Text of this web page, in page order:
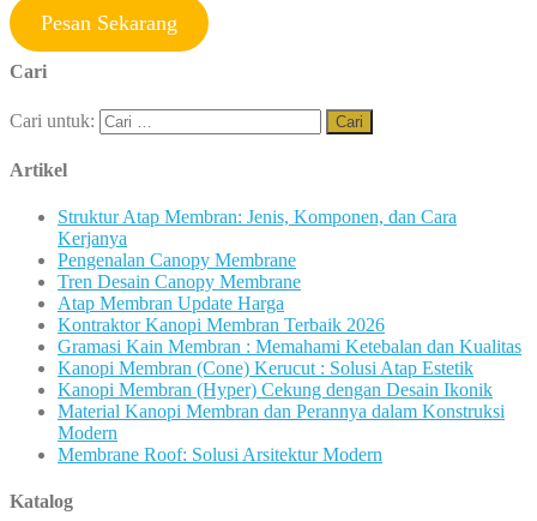
Pesan Sekarang
Cari
Cari untuk:
Artikel
Struktur Atap Membran: Jenis, Komponen, dan Cara
Kerjanya
Pengenalan Canopy Membrane
Tren Desain Canopy Membrane
Atap Membran Update Harga
Kontraktor Kanopi Membran Terbaik 2026
Gramasi Kain Membran : Memahami Ketebalan dan Kualitas
Kanopi Membran (Cone) Kerucut : Solusi Atap Estetik
Kanopi Membran (Hyper) Cekung dengan Desain Ikonik
Material Kanopi Membran dan Perannya dalam Konstruksi
Modern
Membrane Roof: Solusi Arsitektur Modern
Katalog